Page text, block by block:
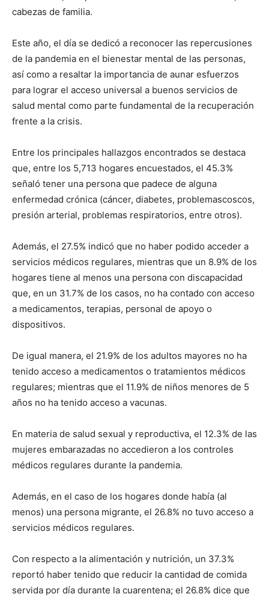
cabezas de familia.
Este año, el día se dedicó a reconocer las repercusiones
de la pandemia en el bienestar mental de las personas,
así como a resaltar la importancia de aunar esfuerzos
para lograr el acceso universal a buenos servicios de
salud mental como parte fundamental de la recuperación
frente a la crisis.
Entre los principales hallazgos encontrados se destaca
que, entre los 5,713 hogares encuestados, el 45.3%
señaló tener una persona que padece de alguna
enfermedad crónica (cáncer, diabetes, problemascoscos,
presión arterial, problemas respiratorios, entre otros).
Además, el 27.5% indicó que no haber podido acceder a
servicios médicos regulares, mientras que un 8.9% de los
hogares tiene al menos una persona con discapacidad
que, en un 31.7% de los casos, no ha contado con acceso
a medicamentos, terapias, personal de apoyo o
dispositivos.
De igual manera, el 21.9% de los adultos mayores no ha
tenido acceso a medicamentos o tratamientos médicos
regulares; mientras que el 11.9% de niños menores de 5
años no ha tenido acceso a vacunas.
En materia de salud sexual y reproductiva, el 12.3% de las
mujeres embarazadas no accedieron a los controles
médicos regulares durante la pandemia.
Además, en el caso de los hogares donde había (al
menos) una persona migrante, el 26.8% no tuvo acceso a
servicios médicos regulares.
Con respecto a la alimentación y nutrición, un 37.3%
reportó haber tenido que reducir la cantidad de comida
servida por día durante la cuarentena; el 26.8% dice que